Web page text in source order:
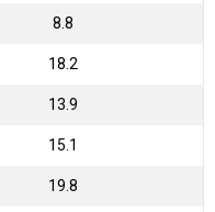
8.8
18.2
13.9
15.1
19.8